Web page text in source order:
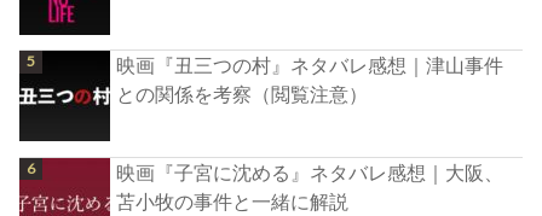
映画『丑三つの村』ネタバレ感想｜津山事件
との関係を考察（閲覧注意）
映画『子宮に沈める』ネタバレ感想｜大阪、
苫小牧の事件と一緒に解説